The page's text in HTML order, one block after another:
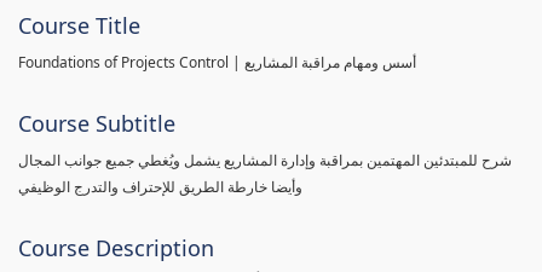
Course Title
Foundations of Projects Control | أسس ومهام مراقبة المشاريع
Course Subtitle
شرح للمبتدئين المهتمين بمراقبة وإدارة المشاريع يشمل ويُغطي جميع جوانب المجال
وأيضا خارطة الطريق للإحتراف والتدرج الوظيفي
Course Description